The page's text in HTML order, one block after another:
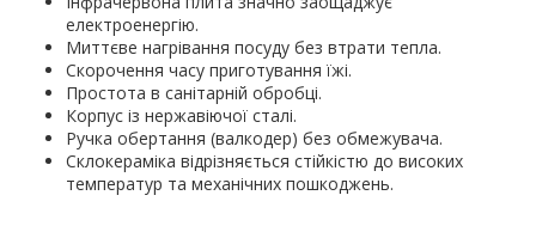
електроенергію.
Миттєве нагрівання посуду без втрати тепла.
Скорочення часу приготування їжі.
Простота в санітарній обробці.
Корпус із нержавіючої сталі.
Ручка обертання (валкодер) без обмежувача.
Склокераміка відрізняється стійкістю до високих
температур та механічних пошкоджень.